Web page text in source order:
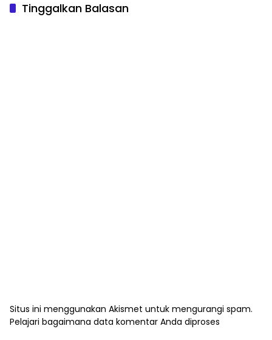
Tinggalkan Balasan
Situs ini menggunakan Akismet untuk mengurangi spam.
Pelajari bagaimana data komentar Anda diproses